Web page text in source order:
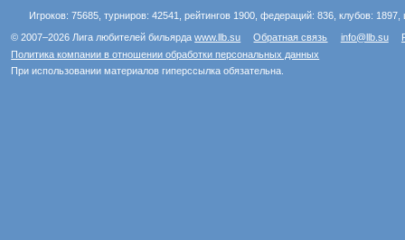
Игроков: 75685, турниров: 42541, рейтингов 1900, федераций: 836, клубов:
© 2007–2026 Лига любителей бильярдаwww.llb.su Обратная связь info@llb.su
Политика компании в отношении обработки персональных данных
При использовании материалов гиперссылка обязательна.